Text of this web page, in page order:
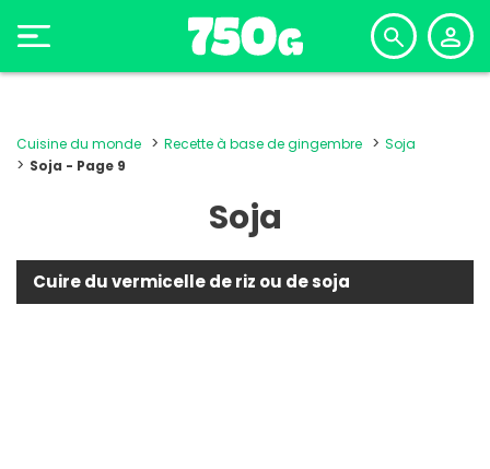
Cuisine du monde Recette à base de gingembre
Soja
Soja - Page 9
Soja
Cuire du vermicelle de riz ou de soja